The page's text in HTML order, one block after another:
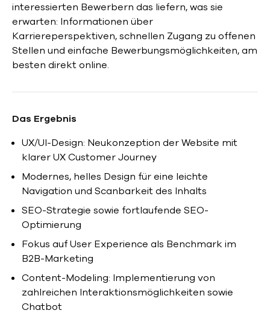
interessierten Bewerbern das liefern, was sie
erwarten: Informationen über
Karriereperspektiven, schnellen Zugang zu offenen
Stellen und einfache Bewerbungsmöglichkeiten, am
besten direkt online.
Das Ergebnis
UX/UI-Design: Neukonzeption der Website mit
klarer UX Customer Journey
Modernes, helles Design für eine leichte
Navigation und Scanbarkeit des Inhalts
SEO-Strategie sowie fortlaufende SEO-
Optimierung
Fokus auf User Experience als Benchmark im
B2B-Marketing
Content-Modeling: Implementierung von
zahlreichen Interaktionsmöglichkeiten sowie
Chatbot